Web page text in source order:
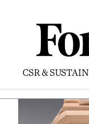
CSR & SUSTAIN